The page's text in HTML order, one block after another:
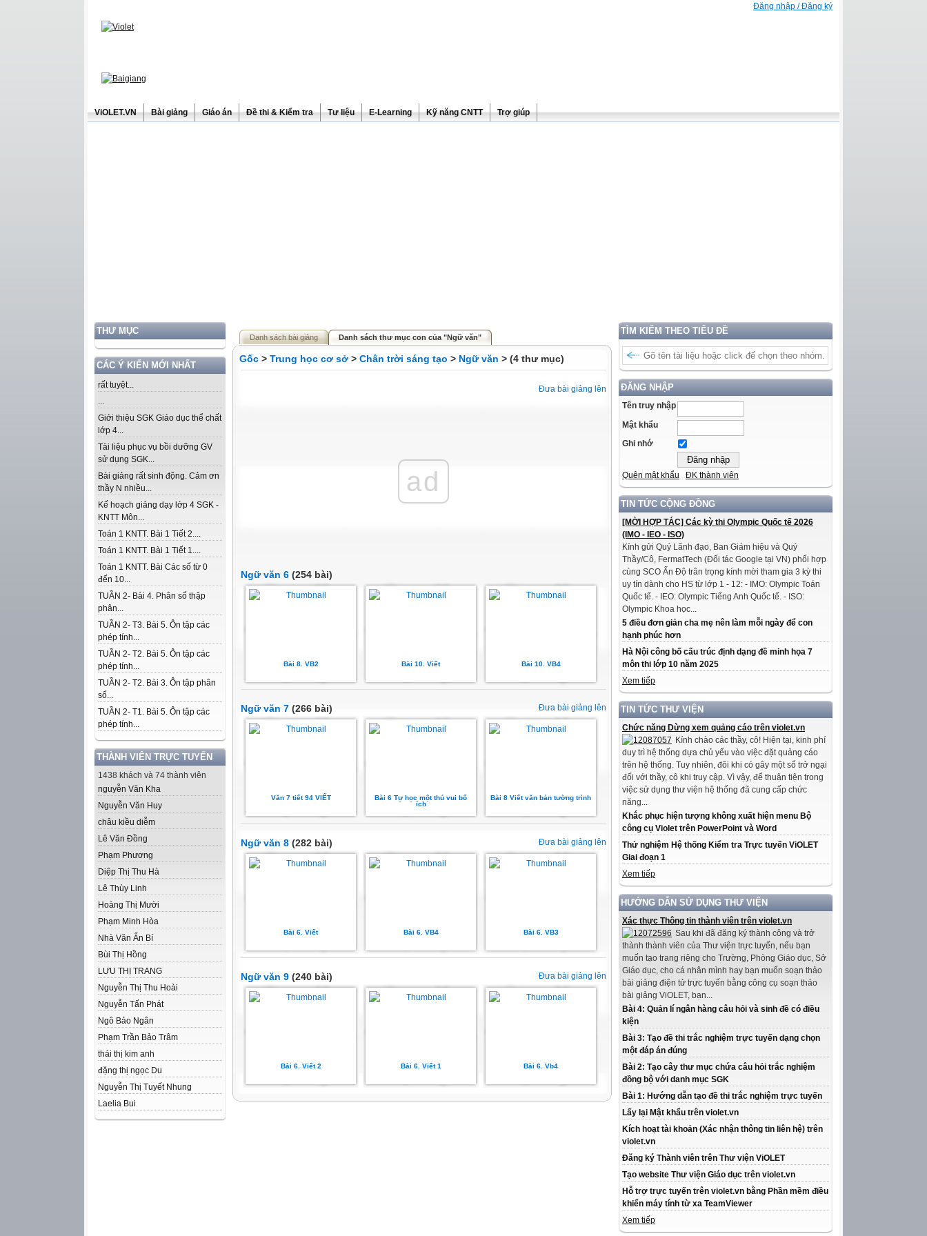
Đăng nhập / Đăng ký
ViOLET.VN Bài giảng Giáo án Đề thi & Kiểm tra Tư liệu E-Learning Kỹ năng CNTT Trợ giúp
THƯ MỤC
CÁC Ý KIẾN MỚI NHẤT
rất tuyệt...
...
Giới thiệu SGK Giáo dục thể chất
lớp 4...
Tài liệu phục vụ bồi dưỡng GV
sử dụng SGK...
Bài giảng rất sinh động. Cảm ơn
thầy N nhiều...
Kế hoạch giảng dạy lớp 4 SGK -
KNTT Môn...
Toán 1 KNTT. Bài 1 Tiết 2....
Toán 1 KNTT. Bài 1 Tiết 1....
Toán 1 KNTT. Bài Các số từ 0
đến 10...
TUẦN 2- Bài 4. Phân số thập
phân...
TUẦN 2- T3. Bài 5. Ôn tập các
phép tính...
TUẦN 2- T2. Bài 5. Ôn tập các
phép tính...
TUẦN 2- T2. Bài 3. Ôn tập phân
số...
TUẦN 2- T1. Bài 5. Ôn tập các
phép tính...
THÀNH VIÊN TRỰC TUYẾN
1438 khách và 74 thành viên
nguyễn Văn Kha
Nguyễn Văn Huy
châu kiều diễm
Lê Văn Đồng
Phạm Phương
Diệp Thị Thu Hà
Lê Thùy Linh
Hoàng Thị Mười
Phạm Minh Hòa
Nhà Văn Ẩn Bí
Bùi Thị Hồng
LƯU THỊ TRANG
Nguyễn Thị Thu Hoài
Nguyễn Tấn Phát
Ngô Bảo Ngân
Phạm Trần Bảo Trâm
thái thị kim anh
đặng thị ngọc Du
Nguyễn Thị Tuyết Nhung
Laelia Bui
TÌM KIẾM THEO TIÊU ĐỀ
ĐĂNG NHẬP
Tên truy nhập
Mật khẩu
Ghi nhớ
Quên mật khẩu ĐK thành viên
TIN TỨC CỘNG ĐỒNG
[MỜI HỢP TÁC] Các kỳ thi Olympic Quốc tế 2026
(IMO - IEO - ISO)
Kính gửi Quý Lãnh đạo, Ban Giám hiệu và Quý
Thầy/Cô, FermatTech (Đối tác Google tại VN) phối hợp
cùng SCO Ấn Độ trân trọng kính mời tham gia 3 kỳ thi
uy tín dành cho HS từ lớp 1 - 12: - IMO: Olympic Toán
Quốc tế. - IEO: Olympic Tiếng Anh Quốc tế. - ISO:
Olympic Khoa học...
5 điều đơn giản cha mẹ nên làm mỗi ngày để con
hạnh phúc hơn
Hà Nội công bố cấu trúc định dạng đề minh họa 7
môn thi lớp 10 năm 2025
Xem tiếp
TIN TỨC THƯ VIỆN
Chức năng Dừng xem quảng cáo trên violet.vn
Kính chào các thầy, cô! Hiện tại, kinh phí
duy trì hệ thống dựa chủ yếu vào việc đặt quảng cáo
trên hệ thống. Tuy nhiên, đôi khi có gây một số trở ngại
đối với thầy, cô khi truy cập. Vì vậy, để thuận tiện trong
việc sử dụng thư viện hệ thống đã cung cấp chức
năng...
Khắc phục hiện tượng không xuất hiện menu Bộ
công cụ Violet trên PowerPoint và Word
Thử nghiệm Hệ thống Kiểm tra Trực tuyến ViOLET
Giai đoạn 1
Xem tiếp
HƯỚNG DẪN SỬ DỤNG THƯ VIỆN
Xác thực Thông tin thành viên trên violet.vn
Sau khi đã đăng ký thành công và trở
thành thành viên của Thư viện trực tuyến, nếu bạn
muốn tạo trang riêng cho Trường, Phòng Giáo dục, Sở
Giáo dục, cho cá nhân mình hay bạn muốn soạn thảo
bài giảng điện tử trực tuyến bằng công cụ soạn thảo
bài giảng ViOLET, bạn...
Bài 4: Quản lí ngân hàng câu hỏi và sinh đề có điều
kiện
Bài 3: Tạo đề thi trắc nghiệm trực tuyến dạng chọn
một đáp án đúng
Bài 2: Tạo cây thư mục chứa câu hỏi trắc nghiệm
đồng bộ với danh mục SGK
Bài 1: Hướng dẫn tạo đề thi trắc nghiệm trực tuyến
Lấy lại Mật khẩu trên violet.vn
Kích hoạt tài khoản (Xác nhận thông tin liên hệ) trên
violet.vn
Đăng ký Thành viên trên Thư viện ViOLET
Tạo website Thư viện Giáo dục trên violet.vn
Hỗ trợ trực tuyến trên violet.vn bằng Phần mềm điều
khiển máy tính từ xa TeamViewer
Xem tiếp
Danh sách bài giảng Danh sách thư mục con của "Ngữ văn"
Gốc > Trung học cơ sở > Chân trời sáng tạo > Ngữ văn > (4 thư mục)
Đưa bài giảng lên
ad
Ngữ văn 6 (254 bài)
Bài 8. VB2 Bài 10. Viết Bài 10. VB4
Đưa bài giảng lên
Ngữ văn 7 (266 bài)
Văn 7 tiết 94 VIẾT
Bài 6 Tự học một thú vui bổ
ích
Bài 8 Viết văn bản tường trình
Đưa bài giảng lên
Ngữ văn 8 (282 bài)
Bài 6. Viết Bài 6. VB4 Bài 6. VB3
Đưa bài giảng lên
Ngữ văn 9 (240 bài)
Bài 6. Viết 2 Bài 6. Viết 1 Bài 6. Vb4